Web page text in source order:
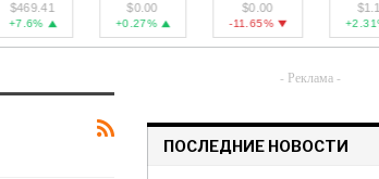
$469.41
+7.6%
$0.00
+0.27%
$0.00
-11.65%
$1.17
+2.31%
- Реклама -
ПОСЛЕДНИЕ НОВОСТИ